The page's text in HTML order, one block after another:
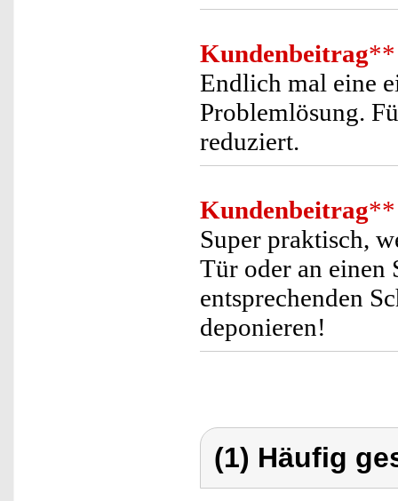
Kundenbeitrag**
Endlich mal eine
Problemlösung.
reduziert.
Kundenbeitrag**
Super praktisch,
Tür oder an einen
entsprechenden
deponieren!
(1) Häufig